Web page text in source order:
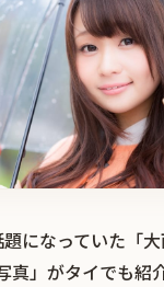
になっていた「
真」がタイでも紹